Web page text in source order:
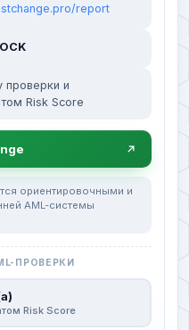
report
проверки и
Risk Score
ориентировочными и
AML-системы
ПРОВЕРКИ
Risk Score